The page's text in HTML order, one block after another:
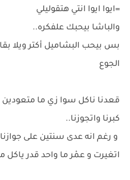
=ايوا ايوا انتي هتقوليلي
والباشا بيحبك علفكره..
بس بيحب البشاميل أكتر ويلا
الجوع
قعدنا ناكل سوا زي ما
كبرنا واتجوزنا..
و رغم انه عدى سنتين على
اتغيرت و عمْر ما واحد قدر ياكل